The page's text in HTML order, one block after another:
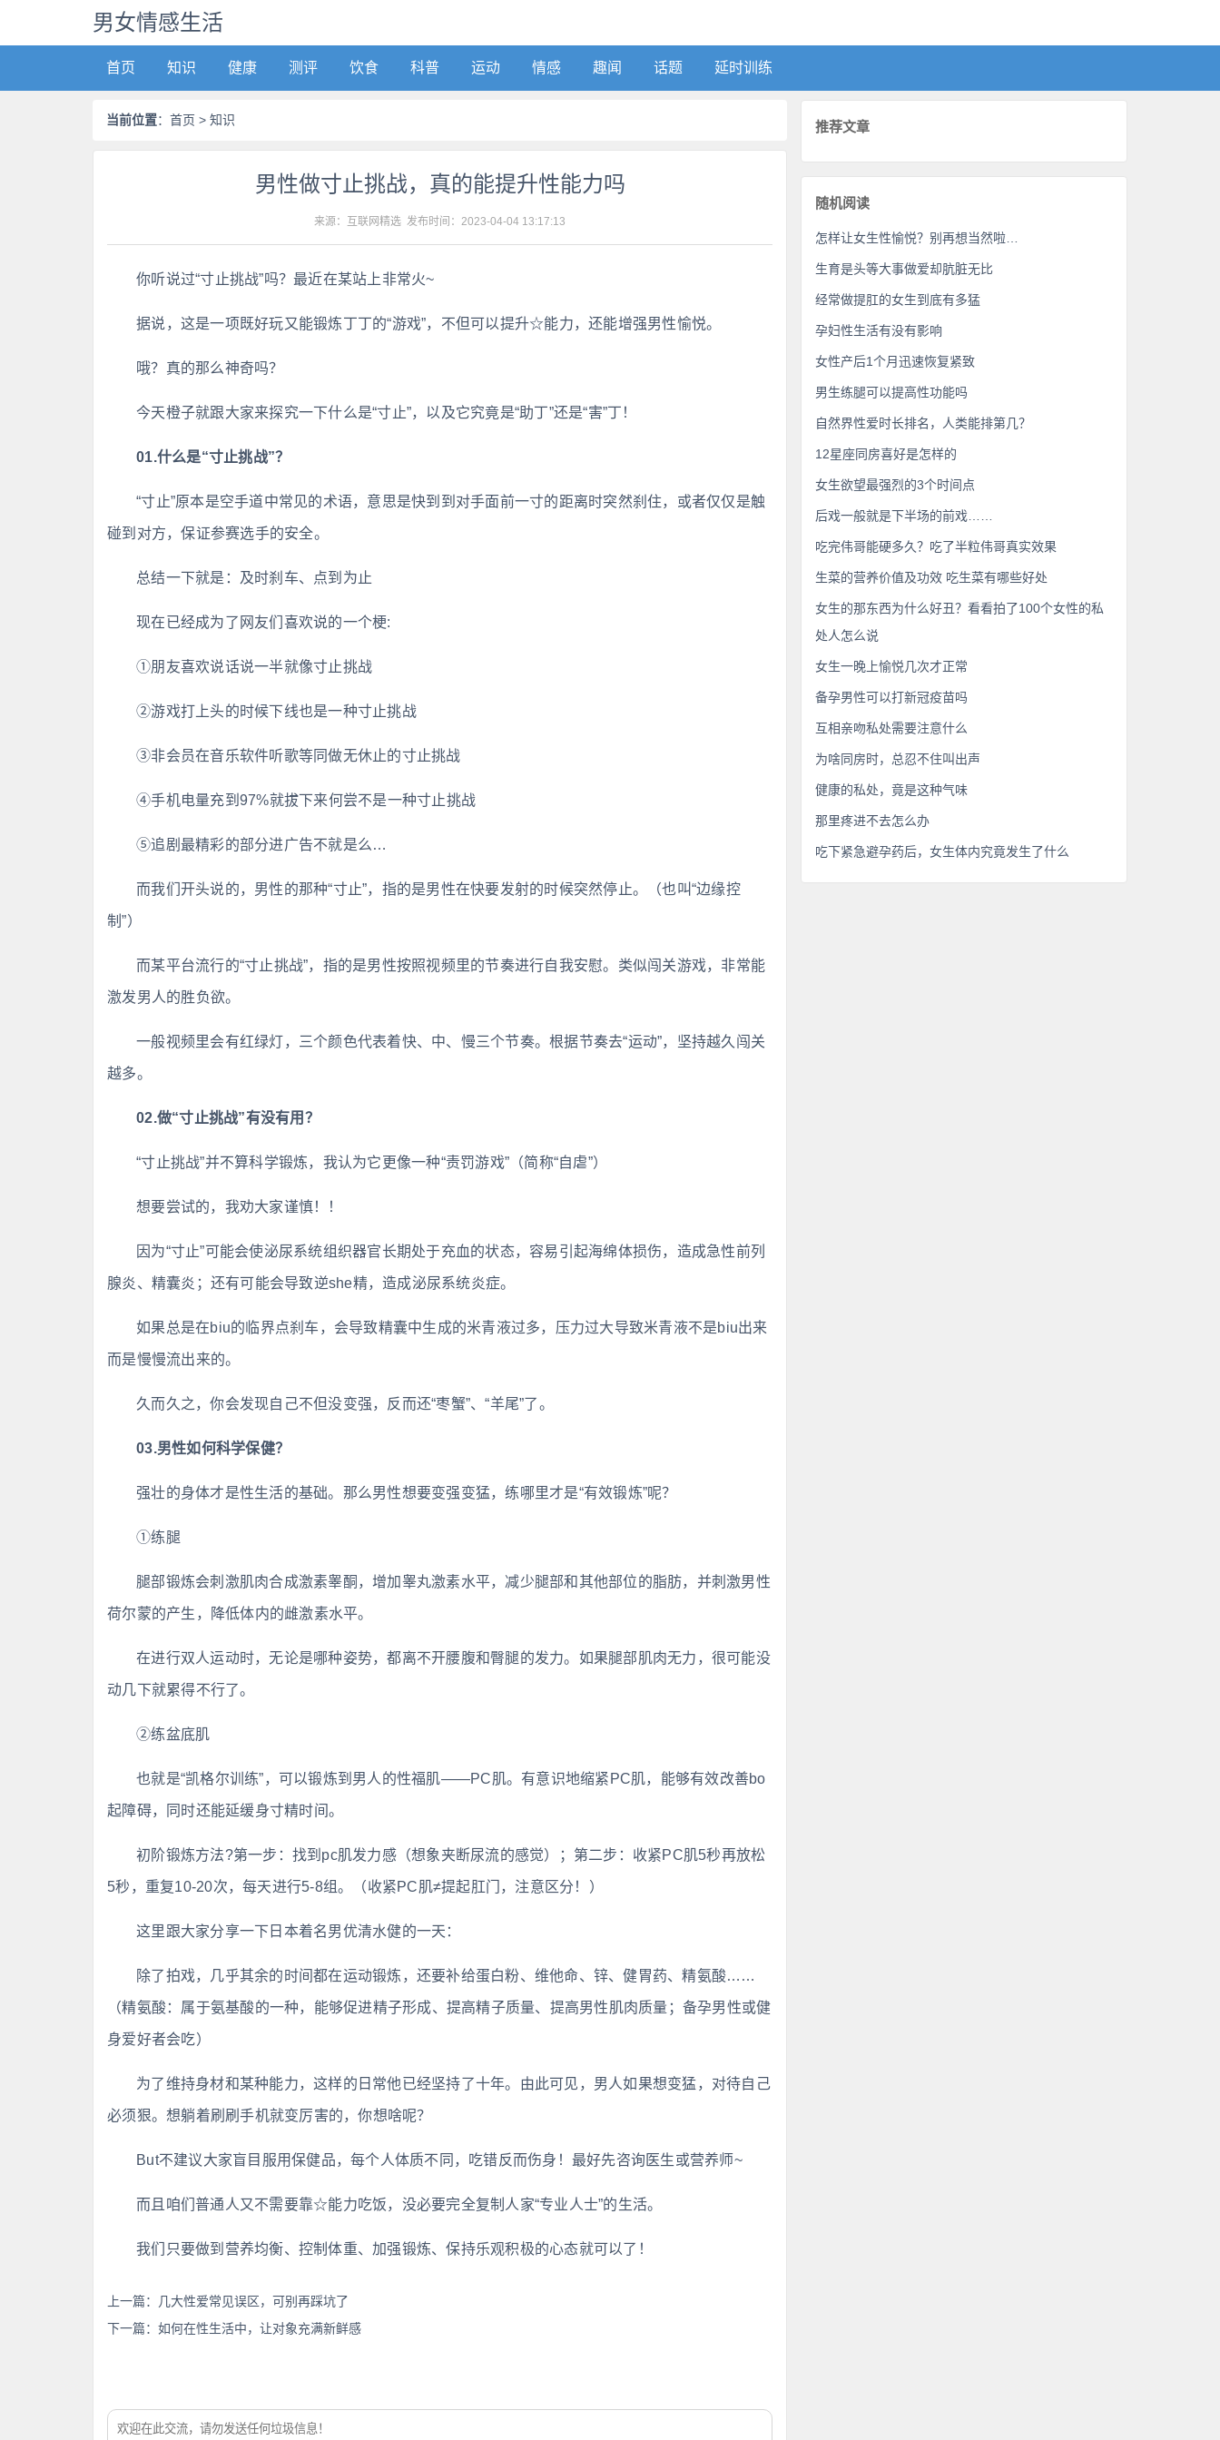
男女情感生活
首页 知识 健康 测评 饮食 科普 运动 情感 趣闻 话题 延时训练
当前位置： 首页 > 知识
男性做寸止挑战，真的能提升性能力吗
来源：互联网精选 发布时间： 2023-04-04 13:17:13
你听说过“寸止挑战”吗？最近在某站上非常火~
据说，这是一项既好玩又能锻炼丁丁的“游戏”，不但可以提升☆能力，还能增强男性愉悦。
哦？真的那么神奇吗？
今天橙子就跟大家来探究一下什么是“寸止”，以及它究竟是“助丁”还是“害”丁！
01.什么是“寸止挑战”？
“寸止”原本是空手道中常见的术语，意思是快到到对手面前一寸的距离时突然刹住，或者仅仅是触
碰到对方，保证参赛选手的安全。
总结一下就是：及时刹车、点到为止
现在已经成为了网友们喜欢说的一个梗:
①朋友喜欢说话说一半就像寸止挑战
②游戏打上头的时候下线也是一种寸止挑战
③非会员在音乐软件听歌等同做无休止的寸止挑战
④手机电量充到97%就拔下来何尝不是一种寸止挑战
⑤追剧最精彩的部分进广告不就是么…
而我们开头说的，男性的那种“寸止”，指的是男性在快要发射的时候突然停止。（也叫“边缘控
制”）
而某平台流行的“寸止挑战”，指的是男性按照视频里的节奏进行自我安慰。类似闯关游戏，非常能
激发男人的胜负欲。
一般视频里会有红绿灯，三个颜色代表着快、中、慢三个节奏。根据节奏去“运动”，坚持越久闯关
越多。
02.做“寸止挑战”有没有用？
“寸止挑战”并不算科学锻炼，我认为它更像一种“责罚游戏”（简称“自虐”）
想要尝试的，我劝大家谨慎！！
因为“寸止”可能会使泌尿系统组织器官长期处于充血的状态，容易引起海绵体损伤，造成急性前列
腺炎、精囊炎；还有可能会导致逆she精，造成泌尿系统炎症。
如果总是在biu的临界点刹车，会导致精囊中生成的米青液过多，压力过大导致米青液不是biu出来
而是慢慢流出来的。
久而久之，你会发现自己不但没变强，反而还“枣蟹”、“羊尾”了。
03.男性如何科学保健？
强壮的身体才是性生活的基础。那么男性想要变强变猛，练哪里才是“有效锻炼”呢？
①练腿
腿部锻炼会刺激肌肉合成激素睾酮，增加睾丸激素水平，减少腿部和其他部位的脂肪，并刺激男性
荷尔蒙的产生，降低体内的雌激素水平。
在进行双人运动时，无论是哪种姿势，都离不开腰腹和臀腿的发力。如果腿部肌肉无力，很可能没
动几下就累得不行了。
②练盆底肌
也就是“凯格尔训练”，可以锻炼到男人的性福肌——PC肌。有意识地缩紧PC肌，能够有效改善bo
起障碍，同时还能延缓身寸精时间。
初阶锻炼方法?第一步：找到pc肌发力感（想象夹断尿流的感觉）；第二步：收紧PC肌5秒再放松
5秒，重复10-20次，每天进行5-8组。（收紧PC肌≠提起肛门，注意区分！）
这里跟大家分享一下日本着名男优清水健的一天：
除了拍戏，几乎其余的时间都在运动锻炼，还要补给蛋白粉、维他命、锌、健胃药、精氨酸……
（精氨酸：属于氨基酸的一种，能够促进精子形成、提高精子质量、提高男性肌肉质量；备孕男性或健
身爱好者会吃）
为了维持身材和某种能力，这样的日常他已经坚持了十年。由此可见，男人如果想变猛，对待自己
必须狠。想躺着刷刷手机就变厉害的，你想啥呢？
But不建议大家盲目服用保健品，每个人体质不同，吃错反而伤身！最好先咨询医生或营养师~
而且咱们普通人又不需要靠☆能力吃饭，没必要完全复制人家“专业人士”的生活。
我们只要做到营养均衡、控制体重、加强锻炼、保持乐观积极的心态就可以了！
上一篇：
几大性爱常见误区，可别再踩坑了
下一篇： 如何在性生活中，让对象充满新鲜感
推荐文章
随机阅读
怎样让女生性愉悦？别再想当然啦…
生育是头等大事做爱却肮脏无比
经常做提肛的女生到底有多猛
孕妇性生活有没有影响
女性产后1个月迅速恢复紧致
男生练腿可以提高性功能吗
自然界性爱时长排名，人类能排第几？
12星座同房喜好是怎样的
女生欲望最强烈的3个时间点
后戏一般就是下半场的前戏……
吃完伟哥能硬多久？吃了半粒伟哥真实效果
生菜的营养价值及功效 吃生菜有哪些好处
女生的那东西为什么好丑？看看拍了100个女性的私
处人怎么说
女生一晚上愉悦几次才正常
备孕男性可以打新冠疫苗吗
互相亲吻私处需要注意什么
为啥同房时，总忍不住叫出声
健康的私处，竟是这种气味
那里疼进不去怎么办
吃下紧急避孕药后，女生体内究竟发生了什么